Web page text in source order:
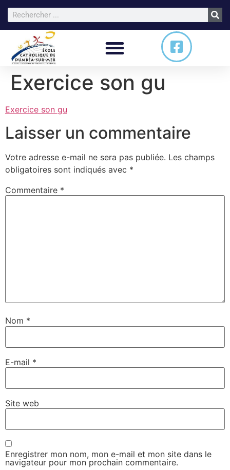
Exercice son gu
Exercice son gu
Laisser un commentaire
Votre adresse e-mail ne sera pas publiée. Les champs
obligatoires sont indiqués avec *
Commentaire *
Nom *
E-mail *
Site web
Enregistrer mon nom, mon e-mail et mon site dans le
navigateur pour mon prochain commentaire.